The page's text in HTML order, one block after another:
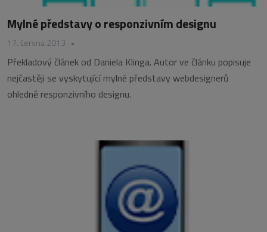
Mylné představy o responzivním designu
17. června 2013 •
Překladový článek od Daniela Klinga. Autor ve článku popisuje
nejčastěji se vyskytující mylné představy webdesignerů
ohledně responzivního designu.